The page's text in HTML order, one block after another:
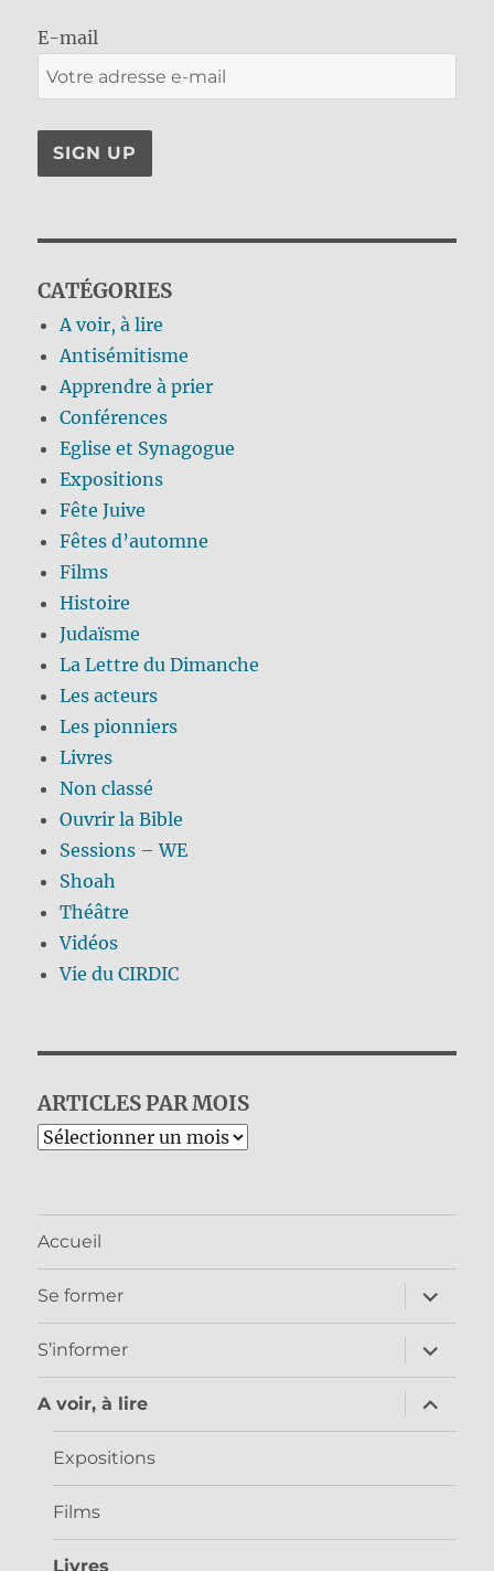
E-mail
CATÉGORIES
A voir, à lire
Antisémitisme
Apprendre à prier
Conférences
Eglise et Synagogue
Expositions
Fête Juive
Fêtes d’automne
Films
Histoire
Judaïsme
La Lettre du Dimanche
Les acteurs
Les pionniers
Livres
Non classé
Ouvrir la Bible
Sessions – WE
Shoah
Théâtre
Vidéos
Vie du CIRDIC
ARTICLES PAR MOIS
Archives
Accueil
Se former
ouvrir
le
sous-
menu
S’informer
ouvrir
le
sous-
menu
A voir, à lire
ouvrir
le
sous-
Expositions
Films
Livres